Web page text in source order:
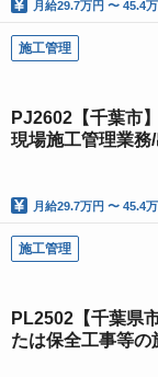
月給29.7万円 〜 45.4万
施工管理
PJ2602【千葉市
現場施工管理業務
月給29.7万円 〜 45.4万
施工管理
PL2502【千葉県
たは保全工事等